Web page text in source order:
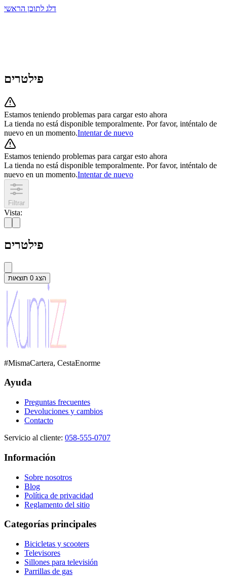
דלג לתוכן הראשי
פילטרים
Estamos teniendo problemas para cargar esto ahora
La tienda no está disponible temporalmente. Por favor, inténtalo de
nuevo en un momento.Intentar de nuevo
Estamos teniendo problemas para cargar esto ahora
La tienda no está disponible temporalmente. Por favor, inténtalo de
nuevo en un momento.Intentar de nuevo
Filtrar
Vista:
פילטרים
הצג 0 תוצאות
#MismaCartera, CestaEnorme
Ayuda
Preguntas frecuentes
Devoluciones y cambios
Contacto
Servicio al cliente: 058-555-0707
Información
Sobre nosotros
Blog
Política de privacidad
Reglamento del sitio
Categorías principales
Bicicletas y scooters
Televisores
Sillones para televisión
Parrillas de gas